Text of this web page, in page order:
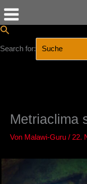
Search for:
Metriaclima
Von Malawi-Guru / 22.